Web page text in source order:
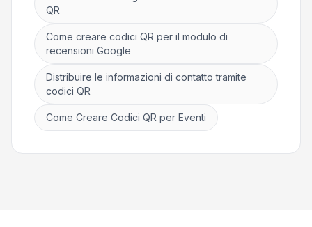
QR
Come creare codici QR per il modulo di
recensioni Google
Distribuire le informazioni di contatto tramite
codici QR
Come Creare Codici QR per Eventi